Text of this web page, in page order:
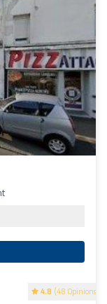
4.8 (48 Opinions)